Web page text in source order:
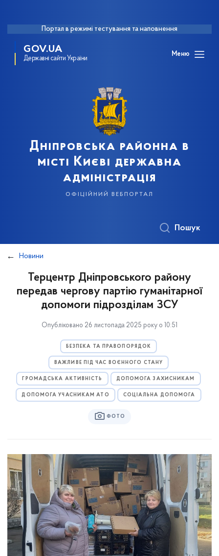
Портал в режимі тестування та наповнення
GOV.UA
Державні сайти України
Меню
Дніпровська районна в
місті Києві державна
адміністрація
офіційний вебпортал
Пошук
Новини
Терцентр Дніпровського району
передав чергову партію гуманітарної
допомоги підрозділам ЗСУ
Опубліковано 26 листопада 2025 року о 10:51
БЕЗПЕКА ТА ПРАВОПОРЯДОК
ВАЖЛИВЕ ПІД ЧАС ВОЄННОГО СТАНУ
ГРОМАДСЬКА АКТИВНІСТЬ ДОПОМОГА ЗАХИСНИКАМ
ДОПОМОГА УЧАСНИКАМ АТО СОЦІАЛЬНА ДОПОМОГА
ФОТО